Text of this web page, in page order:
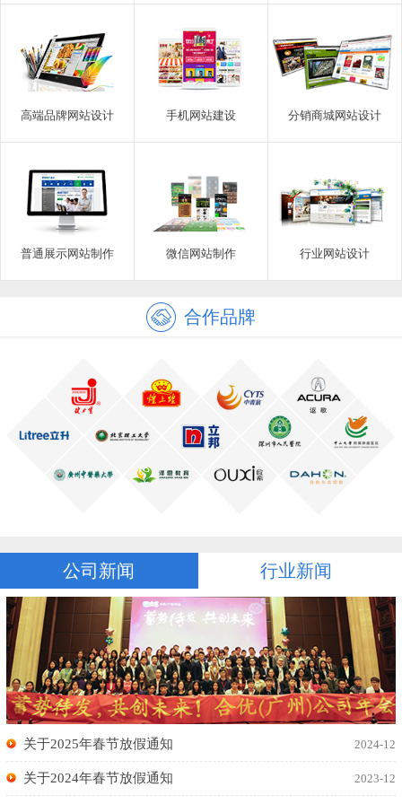
高端品牌网站设计 手机网站建设 分销商城网站设计
普通展示网站制作 微信网站制作 行业网站设计
合作品牌
公司新闻 行业新闻
关于2025年春节放假通知 2024-12
关于2024年春节放假通知 2023-12